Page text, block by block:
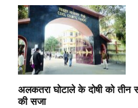
अलकतरा घोटाले के दोषी को तीन
की सजा